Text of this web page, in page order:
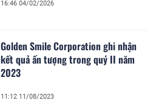
16:46 04/02/2026
Golden Smile Corporation ghi nhận
kết quả ấn tượng trong quý II năm
2023
11:12 11/08/2023